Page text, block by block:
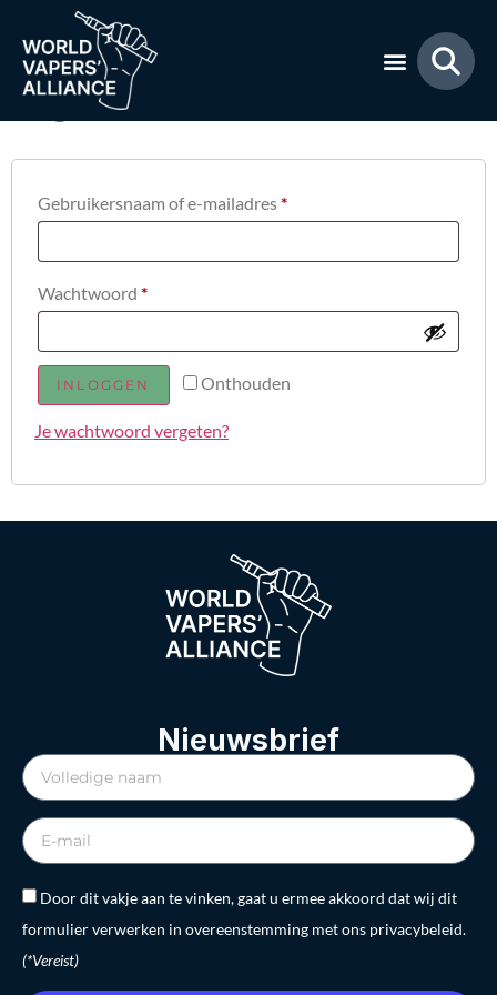
Mijn account
Login
Gebruikersnaam of e-mailadres*
Wachtwoord *
Onthouden
INLOGGEN
Je wachtwoord vergeten?
Nieuwsbrief
Door dit vakje aan te vinken, gaat u ermee akkoord dat wij dit
formulier verwerken in overeenstemming met ons privacybeleid.
(*Vereist)